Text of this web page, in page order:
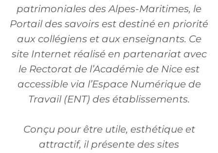
patrimoniales des Alpes-Maritimes, le
Portail des savoirs est destiné en priorité
aux collégiens et aux enseignants. Ce
site Internet réalisé en partenariat avec
le Rectorat de l’Académie de Nice est
accessible via l’Espace Numérique de
Travail (ENT) des établissements.
Conçu pour être utile, esthétique et
attractif, il présente des sites